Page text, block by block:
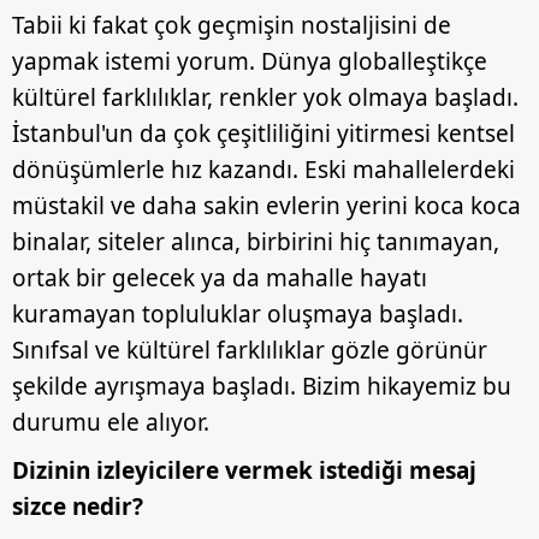
Tabii ki fakat çok geçmişin nostaljisini de
yapmak istemi yorum. Dünya globalleştikçe
kültürel farklılıklar, renkler yok olmaya başladı.
İstanbul'un da çok çeşitliliğini yitirmesi kentsel
dönüşümlerle hız kazandı. Eski mahallelerdeki
müstakil ve daha sakin evlerin yerini koca koca
binalar, siteler alınca, birbirini hiç tanımayan,
ortak bir gelecek ya da mahalle hayatı
kuramayan topluluklar oluşmaya başladı.
Sınıfsal ve kültürel farklılıklar gözle görünür
şekilde ayrışmaya başladı. Bizim hikayemiz bu
durumu ele alıyor.
Dizinin izleyicilere vermek istediği mesaj
sizce nedir?